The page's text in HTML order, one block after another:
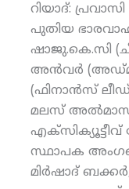
റിയാദ്:
പുതിയ
ഷാജു.കെ.സി
അന്‍വര്‍
(ഫിനാന്‍സ്
മലസ് അല്‍മാസ്
സ്ഥാപക
മിര്‍ഷാദ്